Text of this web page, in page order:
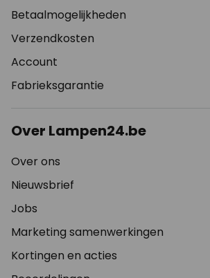
Betaalmogelijkheden
Verzendkosten
Account
Fabrieksgarantie
Over Lampen24.be
Over ons
Nieuwsbrief
Jobs
Marketing samenwerkingen
Kortingen en acties